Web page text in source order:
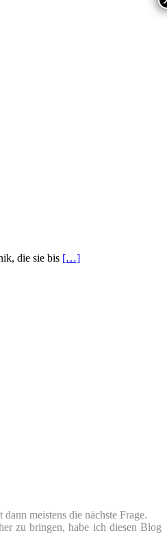
die sie bis […]
meistens die nächste Frage.
zu bringen, habe ich diesen Blog